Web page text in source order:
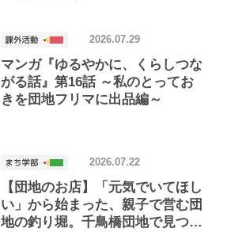
マンガ『ゆるやかに、くらしつな
がる話』第16話 ～私のとってお
きを団地フリマに出品編～
2026.07.29
【団地のお店】「元気でいてほし
い」から始まった、親子で営む団
地の釣り堀。千鳥橋団地で見つけ
2026.07.22